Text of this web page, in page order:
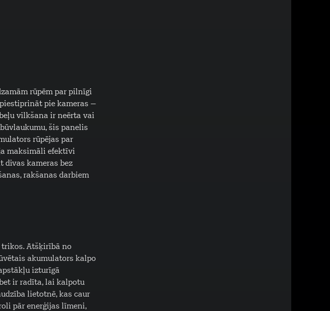
rūpēm par pilnīgi
pie kameras –
vilkšana ir neērta vai
šis panelis
rūpējas par
maksimāli efektīvi
divas kameras bez
rakšanas darbiem
trikos. Atšķirībā no
akumulators kalpo
izturīgā
ir radīta, lai kalpotu
lietotnē, kas caur
pār enerģijas līmeni,